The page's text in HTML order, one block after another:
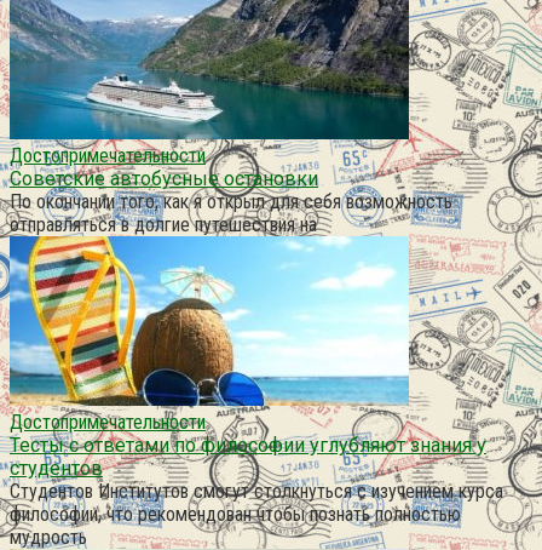
Достопримечательности
Советские автобусные остановки
По окончании того, как я открыл для себя возможность
отправляться в долгие путешествия на
Достопримечательности
Тесты с ответами по философии углубляют знания у
студентов
Студентов Институтов смогут столкнуться с изучением курса
философии, что рекомендован чтобы познать полностью
мудрость